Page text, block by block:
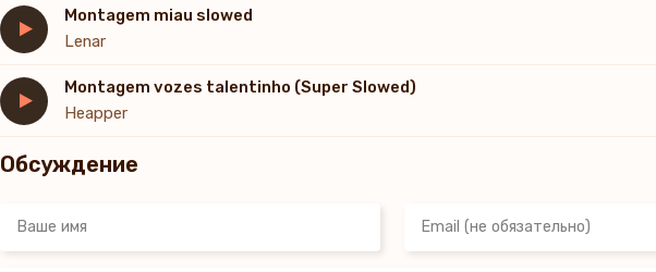
Montagem miau slowed
Lenar
Montagem vozes talentinho (Super Slowed)
Heapper
Обсуждение